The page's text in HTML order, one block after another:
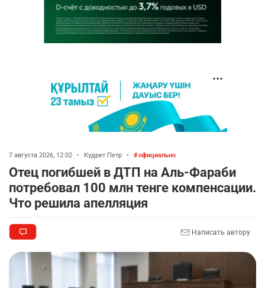
7 августа 2026, 12:02 • Кудрет Петр • официально
Отец погибшей в ДТП на Аль-Фараби
потребовал 100 млн тенге компенсации.
Что решила апелляция
Написать автору